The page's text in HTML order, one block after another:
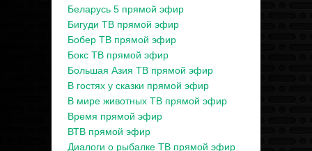
Беларусь 5 прямой эфир
Бигуди ТВ прямой эфир
Бобер ТВ прямой эфир
Бокс ТВ прямой эфир
Большая Азия ТВ прямой эфир
В гостях у сказки прямой эфир
В мире животных ТВ прямой эфир
Время прямой эфир
ВТВ прямой эфир
Диалоги о рыбалке ТВ прямой эфир